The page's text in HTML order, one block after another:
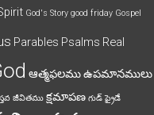
God's Story good friday Gospel
Parables Psalms Real
ఆత్మఫలముఉపమానములు
జీవితము క్షమాపణ గుడ్ ఫ్రైడే